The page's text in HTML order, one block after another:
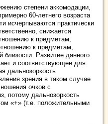
степени аккомодации,
60-летнего возраста
исчерпываются практически
снижается
к предметам,
к предметам,
Развитие данного
и соответствующее для
дальнозоркость
зрения в таком случае
очков с
потому дальнозоркость
«+» (т.е. положительными